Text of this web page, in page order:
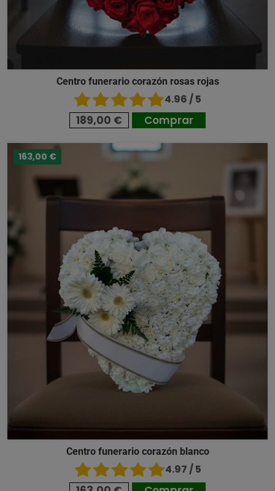
Centro funerario corazón rosas rojas
4.96 / 5
189,00 € Comprar
163,00 €
Centro funerario corazón blanco
4.97 / 5